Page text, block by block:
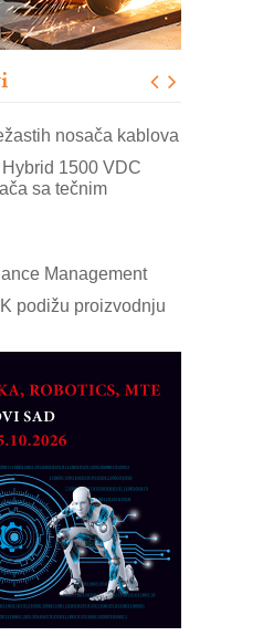
INDICATOR
za efikasnije
V PLUS: Nova
nosača kablova
1500 VDC
sa tečnim
Management
podižu proizvodnju
za savremena
vaš pouzdan
svoju toplinsku
pravca MINI-
metrologije